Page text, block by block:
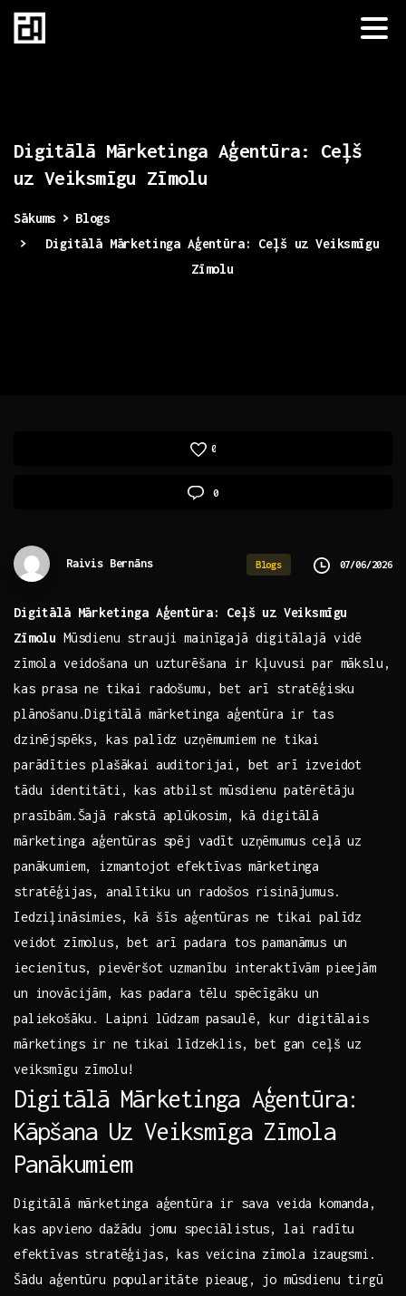
Digitālā Mārketinga Aģentūra:
Ceļš
uz Veiksmīgu Zīmolu
Sākums
Blogs
Digitālā Mārketinga Aģentūra: Ceļš uz Veiksmīgu
Zīmolu
0
0
Raivis Bernāns Blogs 07/06/2026
Digitālā Mārketinga Aģentūra: Ceļš ⁤uz Veiksmīgu
Zīmolu Mūsdienu strauji mainīgajā‍ digitālajā vidē⁣
zīmola veidošana un uzturēšana ir kļuvusi par mākslu,‍
kas prasa ne ‌tikai radošumu, bet arī stratēģisku
plānošanu.Digitālā⁢ mārketinga aģentūra ⁢ir tas
dzinējspēks, kas palīdz ‌uzņēmumiem ne tikai
parādīties plašākai auditorijai, bet arī izveidot
tādu identitāti, kas atbilst mūsdienu patērētāju
prasībām.Šajā rakstā aplūkosim, kā digitālā
mārketinga aģentūras spēj vadīt uzņēmumus ceļā uz
panākumiem, izmantojot efektīvas mārketinga
‌stratēģijas, analītiku un‌ radošos risinājumus.
Iedziļināsimies, kā šīs aģentūras ne tikai palīdz
veidot zīmolus, bet arī padara tos pamanāmus⁢ un
iecienītus, pievēršot ‍uzmanību interaktīvām pieejām
un inovācijām, kas ⁢padara tēlu spēcīgāku un
paliekošāku. Laipni ⁤lūdzam pasaulē, kur digitālais
mārketings ir ne⁣ tikai līdzeklis, bet gan ceļš uz
veiksmīgu ​zīmolu!
Digitālā Mārketinga Aģentūra:
Kāpšana Uz Veiksmīga Zīmola
Panākumiem
Digitālā mārketinga aģentūra ir sava veida komanda,
kas apvieno dažādu jomu speciālistus, lai radītu
efektīvas stratēģijas, kas veicina zīmola izaugsmi.
‍Šādu aģentūru popularitāte​ pieaug, jo ⁣mūsdienu tirgū